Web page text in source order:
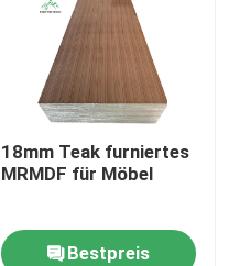
18mm Teak furniertes
MRMDF für Möbel
Bestpreis